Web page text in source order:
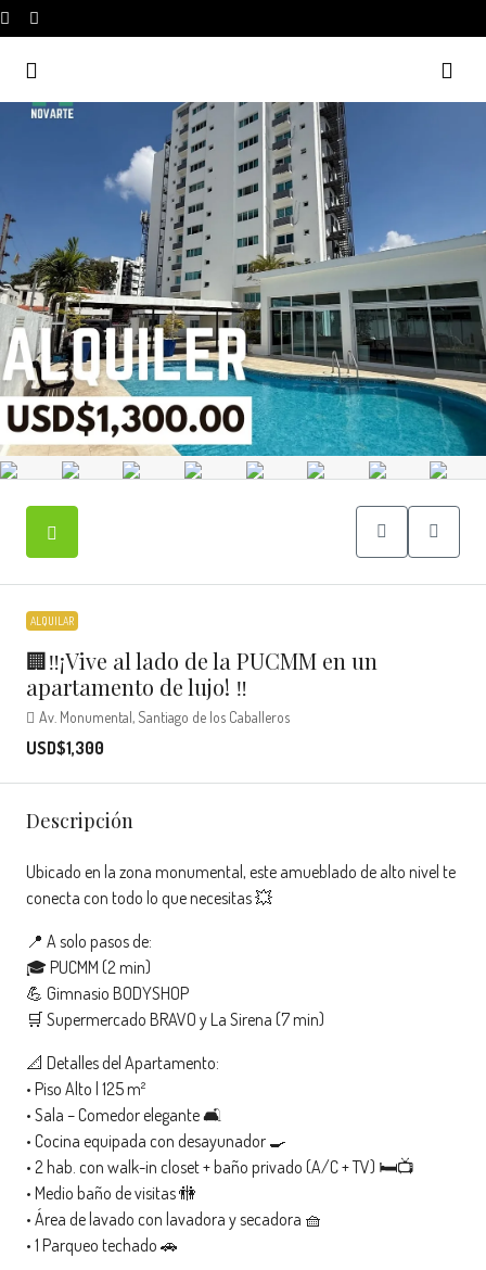
ALQUILAR
🏢‼️¡Vive al lado de la PUCMM en un
apartamento de lujo! ‼️
Av. Monumental, Santiago de los Caballeros
USD$1,300
Descripción
Ubicado en la zona monumental, este amueblado de alto nivel te
conecta con todo lo que necesitas 💥
📍 A solo pasos de:
🎓 PUCMM (2 min)
💪 Gimnasio BODYSHOP
🛒 Supermercado BRAVO y La Sirena (7 min)
📐 Detalles del Apartamento:
• Piso Alto | 125 m²
• Sala – Comedor elegante 🛋️
• Cocina equipada con desayunador 🍳
• 2 hab. con walk-in closet + baño privado (A/C + TV) 🛏️📺
• Medio baño de visitas 🚻
• Área de lavado con lavadora y secadora 🧺
• 1 Parqueo techado 🚗